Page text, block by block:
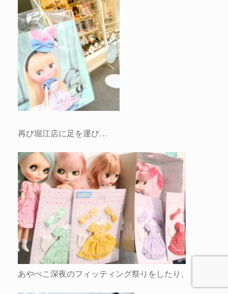
再び堀江店に足を運び…
あやぺこ深夜のフィッティング祭りをしたり、